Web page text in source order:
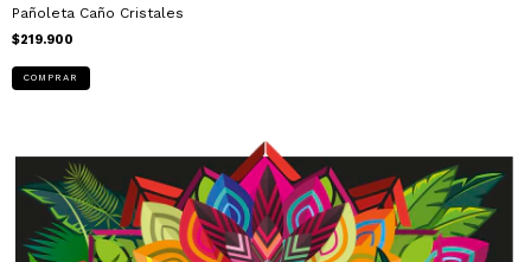
Pañoleta Caño Cristales
$219.900